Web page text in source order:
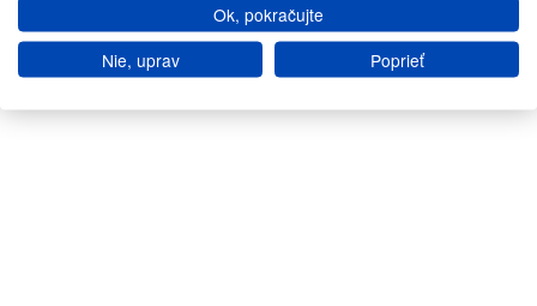
Ok, pokračujte
Nie, uprav
Poprieť